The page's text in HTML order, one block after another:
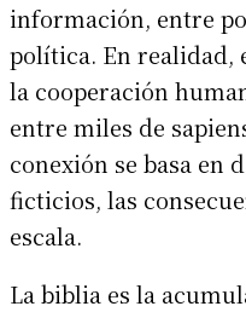
información, entre
política. En realidad,
la cooperación
entre miles de
conexión se basa en
ficticios, las
escala.
La biblia es la